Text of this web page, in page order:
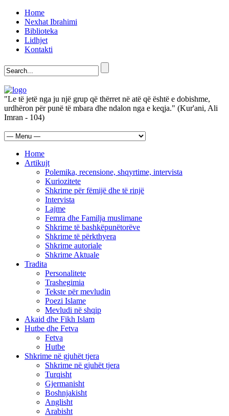
Home
Nexhat Ibrahimi
Biblioteka
Lidhjet
Kontakti
"Le të jetë nga ju një grup që thërret në atë që është e dobishme,
urdhëron për punë të mbara dhe ndalon nga e keqja." (Kur'ani, Ali
Imran - 104)
Home
Artikujt
Polemika, recensione, shqyrtime, intervista
Kuriozitete
Shkrime për fëmijë dhe të rinjë
Intervista
Lajme
Femra dhe Familja muslimane
Shkrime të bashkëpunëtorëve
Shkrime të përkthyera
Shkrime autoriale
Shkrime Aktuale
Tradita
Personalitete
Trashegimia
Tekste për mevludin
Poezi Islame
Mevludi në shqip
Akaid dhe Fikh Islam
Hutbe dhe Fetva
Fetva
Hutbe
Shkrime në gjuhët tjera
Shkrime në gjuhët tjera
Turqisht
Gjermanisht
Boshnjakisht
Anglisht
Arabisht